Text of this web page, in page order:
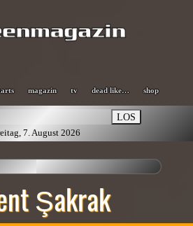
magazin tv dead like… shop
LOS
7. August 2026
Şakrak